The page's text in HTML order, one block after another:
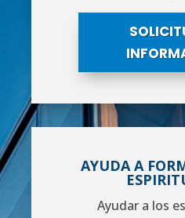
AYUDA A
Ayudar a los